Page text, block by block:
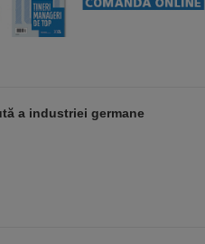
a industriei germane